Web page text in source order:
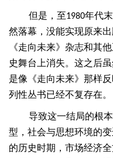
但是，至1980年代末
然落幕，没能实现原来
《走向未来》杂志和其
史舞台上消失。这之后
是像《走向未来》那样
列性丛书已经不复存在。
导致这一结局的根
型，社会与思想环境的
的历史时期，市场经济